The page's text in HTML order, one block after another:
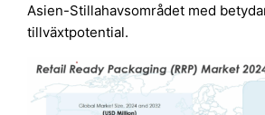
Asien-Stillahavsområdet med
tillväxtpotential.